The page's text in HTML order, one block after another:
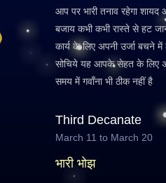
आप पर भारी तनाव रहेगा
बजाय कभी कभी रास्ते से हट
कार्य के लिए अपनी उर्जा बचने
सोचिये यह आपके सेहत के लिए
समय में गवाँना भी ठीक नहीं है
Third Decanate
March 11 to March 20
भारी भोझ